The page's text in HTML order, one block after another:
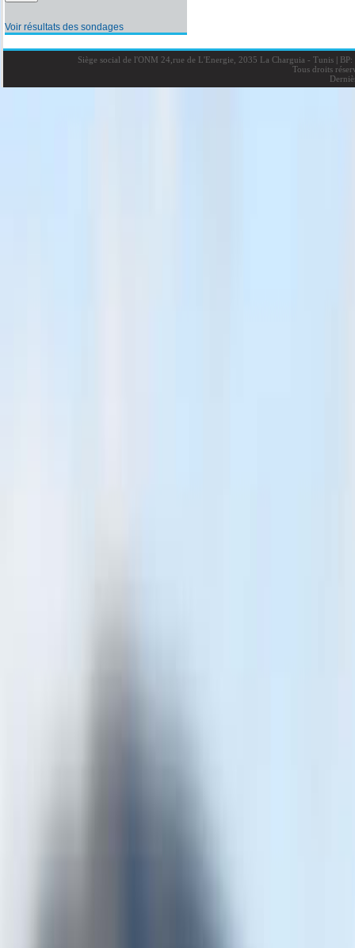
Voir résultats des sondages
Siège social de l'ONM 24,rue de L'Energie, 2035 La Charguia - Tunis |BP:
Tous droits